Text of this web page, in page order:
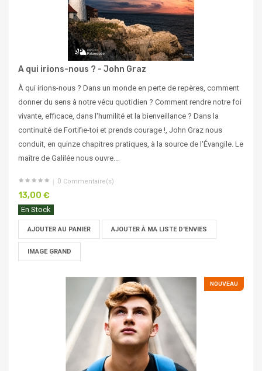
A qui irions-nous ? - John Graz
À qui irions-nous ? Dans un monde en perte de repères, comment
donner du sens à notre vécu quotidien ? Comment rendre notre foi
vivante, efficace, dans l'humilité et la bienveillance ? Dans la
continuité de Fortifie-toi et prends courage !, John Graz nous
conduit, en quinze chapitres pratiques, à la source de l'Évangile. Le
maître de Galilée nous ouvre...
0 Commentaire(s)
13,00 €
En Stock
AJOUTER AU PANIER AJOUTER À MA LISTE D'ENVIES
IMAGE GRAND
NOUVEAU